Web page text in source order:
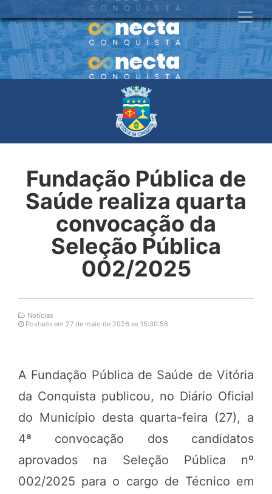
Fundação Pública de
Saúde realiza quarta
convocação da
Seleção Pública
002/2025
Notícias
Postado em 27 de maio de 2026 as 15:30:56
A Fundação Pública de Saúde de Vitória
da Conquista publicou, no Diário Oficial
do Município desta quarta-feira (27), a
4ª convocação dos candidatos
aprovados na Seleção Pública nº
002/2025 para o cargo de Técnico em